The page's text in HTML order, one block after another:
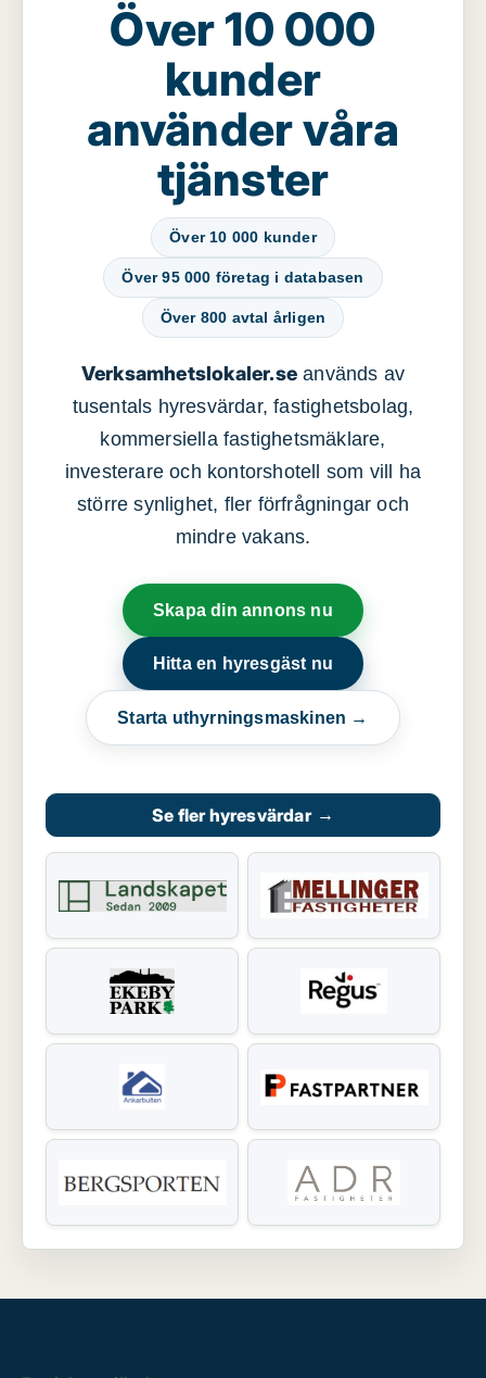
Över 10 000
kunder
använder våra
tjänster
Över 10 000 kunder
Över 95 000 företag i databasen
Över 800 avtal årligen
Verksamhetslokaler.se används av
tusentals hyresvärdar, fastighetsbolag,
kommersiella fastighetsmäklare,
investerare och kontorshotell som vill ha
större synlighet, fler förfrågningar och
mindre vakans.
Skapa din annons nu
Hitta en hyresgäst nu
Starta uthyrningsmaskinen →
Se fler hyresvärdar →